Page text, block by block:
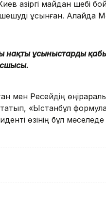
қазіргі майдан шебі
ұсынған. Алайда
нақты ұсыныстарды
мен Ресейдің
«Ыстанбұл
өзінің бұл